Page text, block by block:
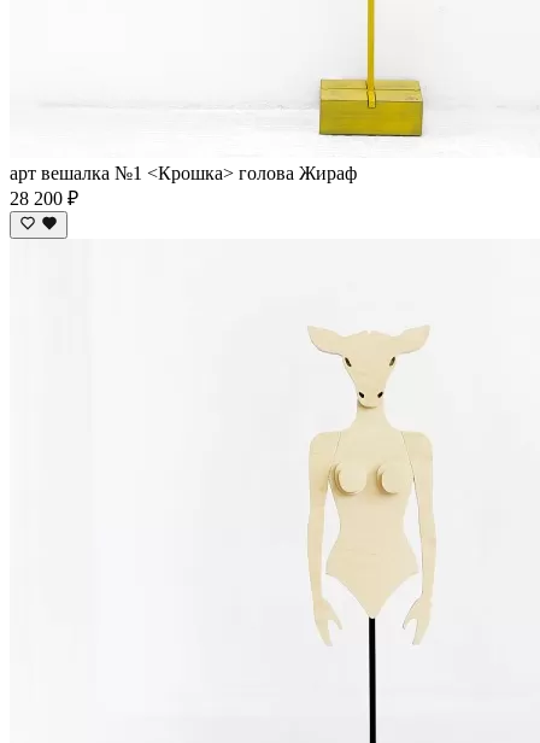
арт вешалка №1 <Крошка> голова Жираф
28 200 ₽